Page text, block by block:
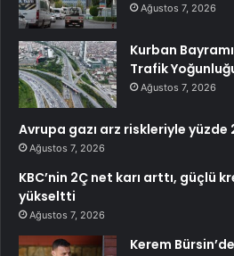
Ağustos 7, 2026
Kurban
Trafik
Ağustos 7, 2026
Avrupa gazı arz riskleriyle yüzde
Ağustos 7, 2026
KBC’nin 2Ç net karı arttı, güçlü
yükseltti
Ağustos 7, 2026
Kerem